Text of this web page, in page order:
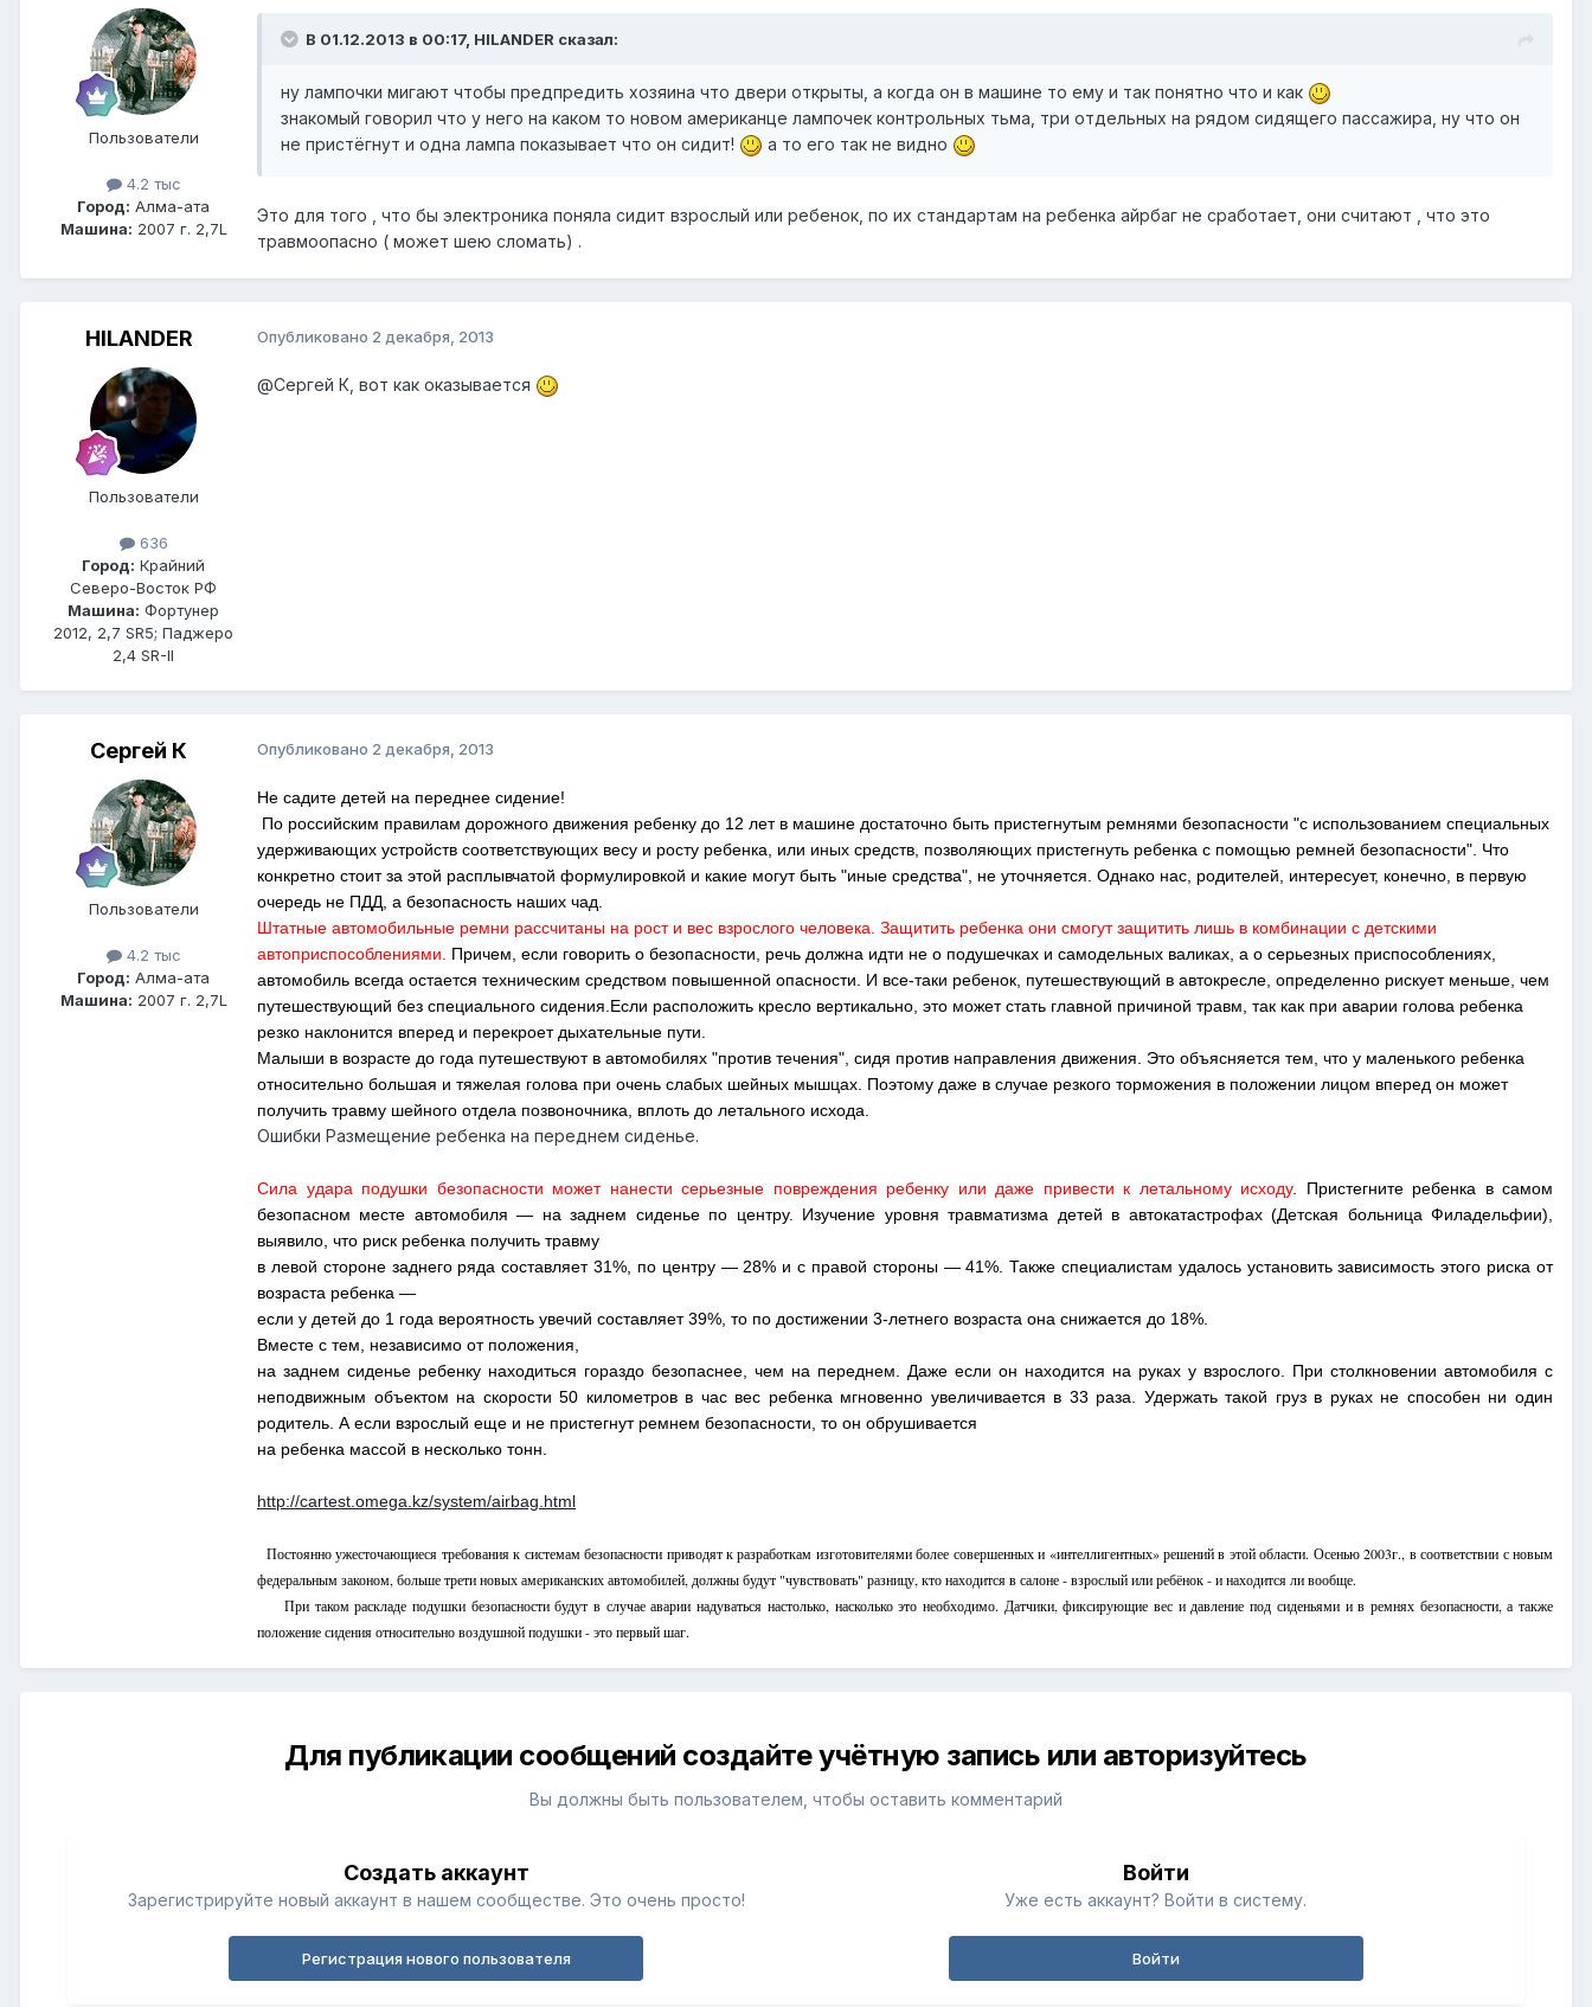
Пользователи
4.2 тыс
Город: Алма-ата
Машина: 2007 г. 2,7L
В 01.12.2013 в 00:17, HILANDER сказал:
ну лампочки мигают чтобы предпредить хозяина что двери открыты, а когда он в машине то ему и так понятно что и как
знакомый говорил что у него на каком то новом американце лампочек контрольных тьма, три отдельных на рядом сидящего пассажира, ну что он
не пристёгнут и одна лампа показывает что он сидит!
а то его так не видно
Это для того , что бы электроника поняла сидит взрослый или ребенок, по их стандартам на ребенка айрбаг не сработает, они считают , что это
травмоопасно ( может шею сломать) .
HILANDER
Пользователи
636
Город: Крайний
Северо-Восток РФ
Машина: Фортунер
2012, 2,7 SR5; Паджеро
2,4 SR-II
Опубликовано 2 декабря, 2013
@Сергей К , вот как оказывается
Сергей К
Пользователи
4.2 тыс
Город: Алма-ата
Машина: 2007 г. 2,7L
Опубликовано 2 декабря, 2013
Не садите детей на переднее сидение!
По российским правилам дорожного движения ребенку до 12 лет в машине достаточно быть пристегнутым ремнями безопасности "с использованием специальных
удерживающих устройств соответствующих весу и росту ребенка, или иных средств, позволяющих пристегнуть ребенка с помощью ремней безопасности". Что
конкретно стоит за этой расплывчатой формулировкой и какие могут быть "иные средства", не уточняется. Однако нас, родителей, интересует, конечно, в первую
очередь не ПДД, а безопасность наших чад.
Штатные автомобильные ремни рассчитаны на рост и вес взрослого человека. Защитить ребенка они смогут защитить лишь в комбинации с детскими
автоприспособлениями.
Причем, если говорить о безопасности, речь должна идти не о подушечках и самодельных валиках, а о серьезных приспособлениях,
автомобиль всегда остается техническим средством повышенной опасности. И все-таки ребенок, путешествующий в автокресле, определенно рискует меньше, чем
путешествующий без специального сидения. Если расположить кресло вертикально, это может стать главной причиной травм, так как при аварии голова ребенка
резко наклонится вперед и перекроет дыхательные пути.
Малыши в возрасте до года путешествуют в автомобилях "против течения", сидя против направления движения. Это объясняется тем, что у маленького ребенка
относительно большая и тяжелая голова при очень слабых шейных мышцах. Поэтому даже в случае резкого торможения в положении лицом вперед он может
получить травму шейного отдела позвоночника, вплоть до летального исхода.
Ошибки Размещение ребенка на переднем сиденье.
Сила удара подушки безопасности может нанести серьезные повреждения ребенку или даже привести к летальному исходу. Пристегните ребенка в самом
безопасном месте автомобиля — на заднем сиденье по центру. Изучение уровня травматизма детей в автокатастрофах (Детская больница Филадельфии),
выявило, что риск ребенка получить травму
в левой стороне заднего ряда составляет 31%, по центру — 28% и с правой стороны — 41%. Также специалистам удалось установить зависимость этого риска от
возраста ребенка —
если у детей до 1 года вероятность увечий составляет 39%, то по достижении 3-летнего возраста она снижается до 18%.
Вместе с тем, независимо от положения,
на заднем сиденье ребенку находиться гораздо безопаснее, чем на переднем. Даже если он находится на руках у взрослого. При столкновении автомобиля с
неподвижным объектом на скорости 50 километров в час вес ребенка мгновенно увеличивается в 33 раза. Удержать такой груз в руках не способен ни один
родитель. А если взрослый еще и не пристегнут ремнем безопасности, то он обрушивается
на ребенка массой в несколько тонн.
http://cartest.omega.kz/system/airbag.html
Постоянно ужесточающиеся требования к системам безопасности приводят к разработкам изготовителями более совершенных и «интеллигентных» решений в этой области. Осенью 2003г., в соответствии с новым
федеральным законом, больше трети новых американских автомобилей, должны будут "чувствовать" разницу, кто находится в салоне - взрослый или ребёнок - и находится ли вообще.
При таком раскладе подушки безопасности будут в случае аварии надуваться настолько, насколько это необходимо. Датчики, фиксирующие вес и давление под сиденьями и в ремнях безопасности, а также
положение сидения относительно воздушной подушки - это первый шаг.
Для публикации сообщений создайте учётную запись или авторизуйтесь
Вы должны быть пользователем, чтобы оставить комментарий
Создать аккаунт
Зарегистрируйте новый аккаунт в нашем сообществе. Это очень просто!
Регистрация нового пользователя
Войти
Уже есть аккаунт? Войти в систему.
Войти